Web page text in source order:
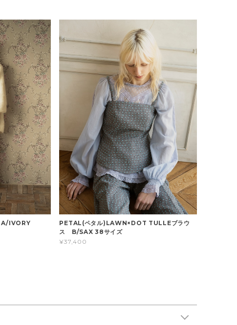
A/IVORY
PETAL(ペタル)LAWN×DOT TULLEブラウ
ス B/SAX 38サイズ
¥37,400